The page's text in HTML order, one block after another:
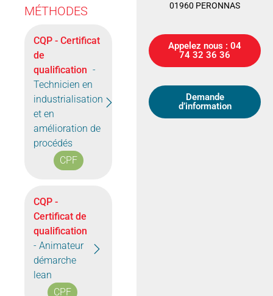
MÉTHODES
CQP - Certificat
de
qualification -
Technicien en
industrialisation
et en
amélioration de
procédés
CPF
CQP -
Certificat de
qualification
- Animateur
démarche
lean
CPF
01960 PERONNAS
Appelez nous : 04
74 32 36 36
Demande
d’information